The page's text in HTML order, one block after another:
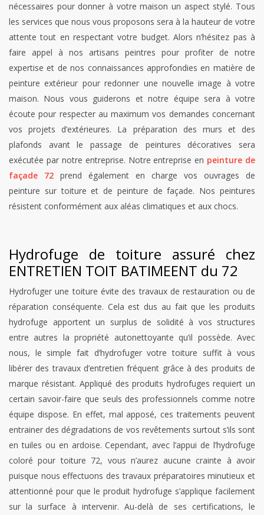
nécessaires pour donner à votre maison un aspect stylé. Tous
les services que nous vous proposons sera à la hauteur de votre
attente tout en respectant votre budget. Alors n’hésitez pas à
faire appel à nos artisans peintres pour profiter de notre
expertise et de nos connaissances approfondies en matière de
peinture extérieur pour redonner une nouvelle image à votre
maison. Nous vous guiderons et notre équipe sera à votre
écoute pour respecter au maximum vos demandes concernant
vos projets d’extérieures. La préparation des murs et des
plafonds avant le passage de peintures décoratives sera
exécutée par notre entreprise. Notre entreprise en peinture de
façade 72 prend également en charge vos ouvrages de
peinture sur toiture et de peinture de façade. Nos peintures
résistent conformément aux aléas climatiques et aux chocs.
Hydrofuge de toiture assuré chez
ENTRETIEN TOIT BATIMEENT du 72
Hydrofuger une toiture évite des travaux de restauration ou de
réparation conséquente. Cela est dus au fait que les produits
hydrofuge apportent un surplus de solidité à vos structures
entre autres la propriété autonettoyante qu’il possède. Avec
nous, le simple fait d’hydrofuger votre toiture suffit à vous
libérer des travaux d’entretien fréquent grâce à des produits de
marque résistant. Appliqué des produits hydrofuges requiert un
certain savoir-faire que seuls des professionnels comme notre
équipe dispose. En effet, mal apposé, ces traitements peuvent
entrainer des dégradations de vos revêtements surtout s’ils sont
en tuiles ou en ardoise. Cependant, avec l’appui de l’hydrofuge
coloré pour toiture 72, vous n’aurez aucune crainte à avoir
puisque nous effectuons des travaux préparatoires minutieux et
attentionné pour que le produit hydrofuge s’applique facilement
sur la surface à intervenir. Au-delà de ses certifications, le